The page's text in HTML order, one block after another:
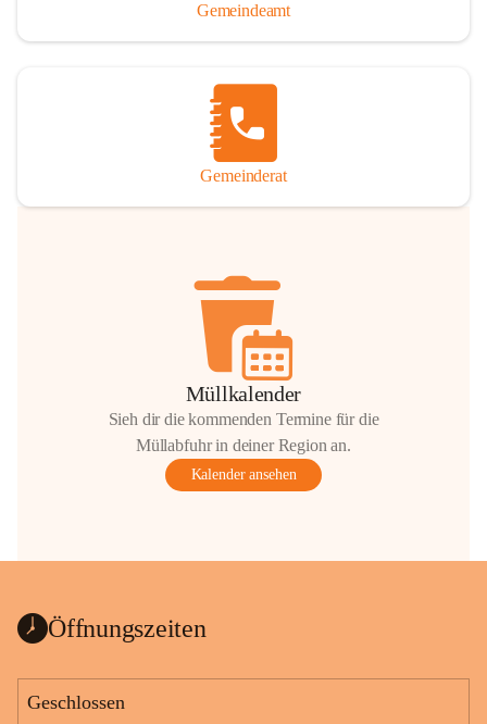
Gemeindeamt
Gemeinderat
Müllkalender
Sieh dir die kommenden Termine für die
Müllabfuhr in deiner Region an.
Kalender ansehen
Öffnungszeiten
Geschlossen